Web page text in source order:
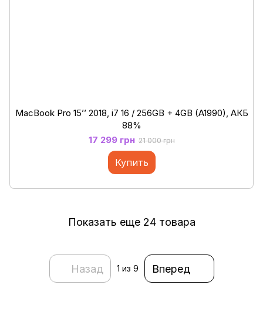
MacBook Pro 15’’ 2018, i7 16 / 256GB + 4GB (A1990), АКБ
88%
17 299 грн 21 000 грн
Купить
Показать еще 24 товара
Назад 1 из 9 Вперед